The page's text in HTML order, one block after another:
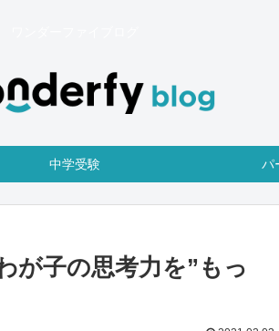
中学受験 パ
が子の思考力を”もっ